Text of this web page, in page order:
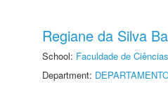
Regiane da Silva
School: Faculdade de
Department: